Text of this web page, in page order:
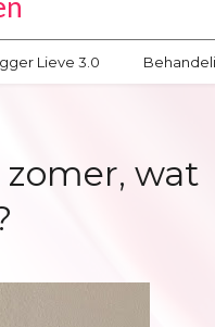
Lieve 3.0
wat